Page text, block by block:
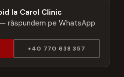
la Carol Clinic
răspundem pe WhatsApp
+40 770 638 357